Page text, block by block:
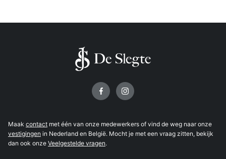
Maak contact met één van onze medewerkers of vind de weg naar onze
vestigingen in Nederland en België. Mocht je met een vraag zitten, bekijk
dan ook onze Veelgestelde vragen.